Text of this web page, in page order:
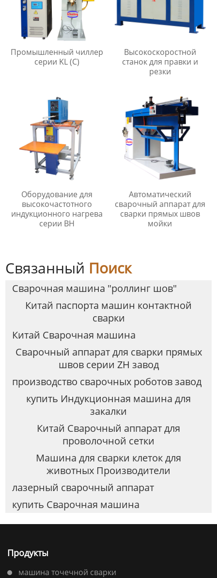
Промышленный чиллер
серии KL (C)
Высокоскоростной
станок для правки и
резки
Оборудование для
высокочастотного
индукционного нагрева
серии BH
Автоматический
сварочный аппарат для
сварки прямых швов
мойки
Связанный Поиск
Сварочная машина "роллинг шов"
Китай паспорта машин контактной
сварки
Китай Сварочная машина
Сварочный аппарат для сварки прямых
швов серии ZH завод
производство сварочных роботов завод
купить Индукционная машина для
закалки
Китай Сварочный аппарат для
проволочной сетки
Машина для сварки клеток для
животных Производители
лазерный сварочный аппарат
купить Сварочная машина
Продукты
машина точечной сварки